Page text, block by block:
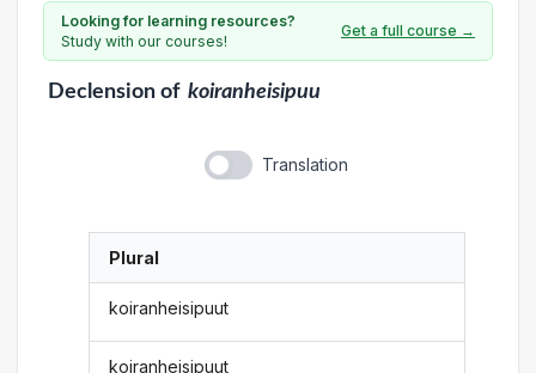
Looking for learning resources?
Study with our courses!
Get a full course →
Declensionof koiranheisipuu
Translation
Plural
koiranheisipuut
koiranheisipuut